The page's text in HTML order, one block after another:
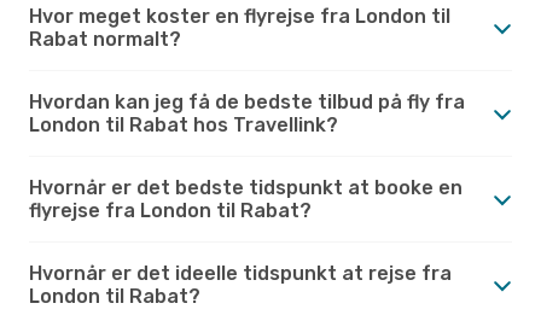
Hvor meget koster en flyrejse fra London til
Rabat normalt?
Hvordan kan jeg få de bedste tilbud på fly fra
London til Rabat hos Travellink?
Hvornår er det bedste tidspunkt at booke en
flyrejse fra London til Rabat?
Hvornår er det ideelle tidspunkt at rejse fra
London til Rabat?